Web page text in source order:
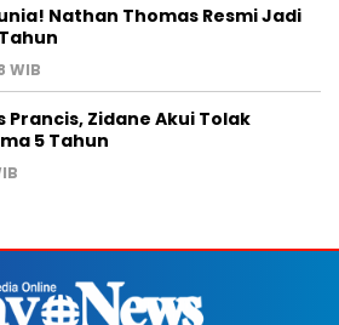
Nathan Thomas Resmi Jadi
WIB
Prancis, Zidane Akui Tolak
5 Tahun